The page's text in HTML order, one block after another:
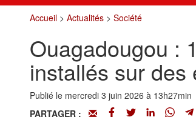
Accueil> Actualités> Société
‎Ouagadougou :
installés sur
Publié le mercredi 3 juin 2026 à 13h27min
PARTAGER :